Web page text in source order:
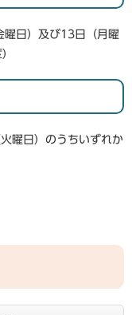
日）及び13日（月曜
)
曜日）のうちいずれか